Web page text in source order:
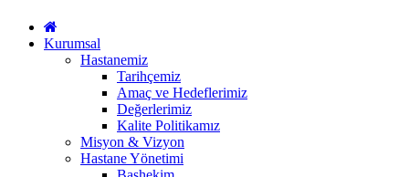
Kurumsal
Hastanemiz
Tarihçemiz
Amaç ve Hedeflerimiz
Değerlerimiz
Kalite Politikamız
Misyon & Vizyon
Hastane Yönetimi